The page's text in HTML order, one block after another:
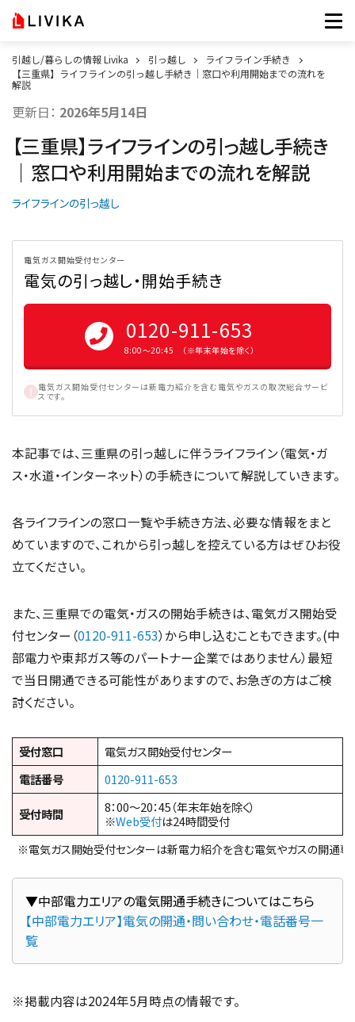
引越し/暮らしの情報 Livika 引っ越し
ライフライン手続き
【三重県】ライフラインの引っ越し手続き｜窓口や利用開始までの流れを
解説
更新日： 2026年5月14日
【三重県】ライフラインの引っ越し手続き
｜窓口や利用開始までの流れを解説
ライフラインの引っ越し
電気ガス開始受付センター
電気の引っ越し・開始手続き
0120-911-653
8:00〜20:45 （※年末年始を除く）
電気ガス開始受付センターは新電力紹介を含む電気やガスの取次総合サービ
スです。
本記事では、三重県の引っ越しに伴うライフライン（電気・ガ
ス・水道・インターネット）の手続きについて解説していきます。
各ライフラインの窓口一覧や手続き方法、必要な情報をまと
めていますので、これから引っ越しを控えている方はぜひお役
立てください。
また、三重県での電気・ガスの開始手続きは、電気ガス開始受
付センター（0120-911-653）から申し込むこともできます。(中
部電力や東邦ガス等のパートナー企業ではありません）最短
で当日開通できる可能性がありますので、お急ぎの方はご検
討ください。
受付窓口
電気ガス開始受付センター
電話番号
0120-911-653
受付時間
8：00～20：45（年末年始を除く）
※Web受付は24時間受付
※電気ガス開始受付センターは新電力紹介を含む電気やガスの開通専
【中部電力エリア】電気の開通・問い合わせ・電話番号一
覧
※掲載内容は2024年5月時点の情報です。